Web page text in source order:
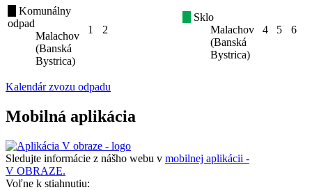
Komunálny
odpad
Malachov
(Banská
Bystrica)
1 2
Sklo
Malachov
(Banská
Bystrica)
4 5 6
Kalendár zvozu odpadu
Mobilná aplikácia
Sledujte informácie z nášho webu v mobilnej aplikácii -
V OBRAZE.
Voľne k stiahnutiu: